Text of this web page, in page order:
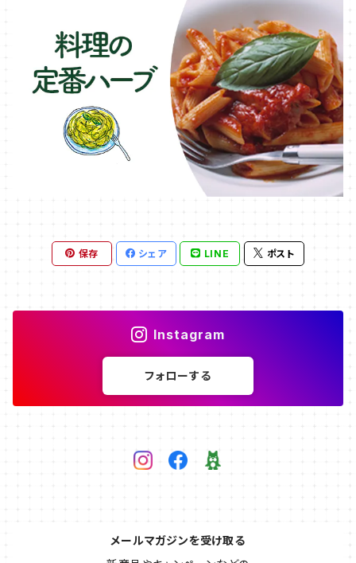
保存 シェア LINE ポスト
Instagram
フォローする
メールマガジンを受け取る